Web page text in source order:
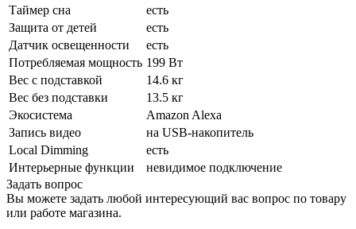
Таймер сна
есть
Защита от детей
есть
Датчик освещенности
есть
Потребляемая мощность 199 Вт
Вес с подставкой
14.6 кг
Вес без подставки
13.5 кг
Экосистема
Amazon Alexa
Запись видео
на USB-накопитель
Local Dimming
есть
Интерьерные функции
невидимое подключение
Задать вопрос
Вы можете задать любой интересующий вас вопрос по товару
или работе магазина.